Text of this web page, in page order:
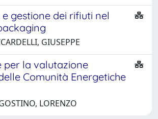
gestione dei rifiuti nel
GIUSEPPE
per la valutazione
Comunità Energetiche
LORENZO